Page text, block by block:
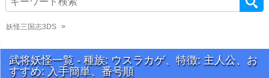
妖怪三国志3DS
武将妖怪一覧 - 種族: ウスラカゲ、特徴: 主人公、お
すすめ: 入手簡単、番号順